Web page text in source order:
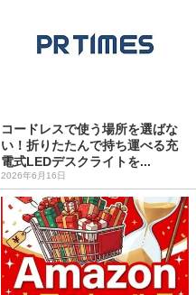
コードレスで使う場所を選ばな
い！折りたたんで持ち運べる充
電式LEDデスクライトを...
2026年6月16日